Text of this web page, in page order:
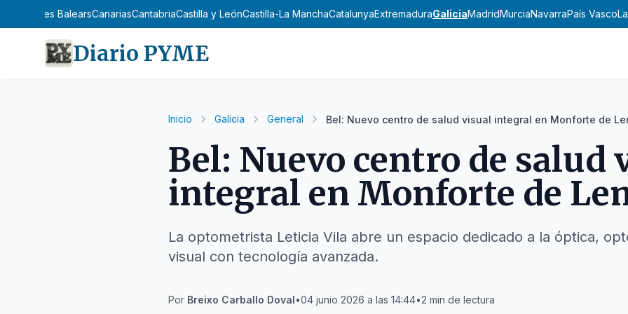
Illes BalearsCanariasCantabriaCastilla y LeónCastilla-La ManchaCatalunyaExtremaduraGaliciaMadridMurciaNavarraPaís Vasco
Diario PYME
Inicio Galicia General Bel: Nuevo centro de salud visual integral en Monforte de
Bel: Nuevo centro de salud
integral en Monforte de
La optometrista Leticia Vila abre un espacio dedicado a la óptica,
visual con tecnología avanzada.
Por Breixo Carballo Doval•04 junio 2026 a las 14:44•2 min de lectura